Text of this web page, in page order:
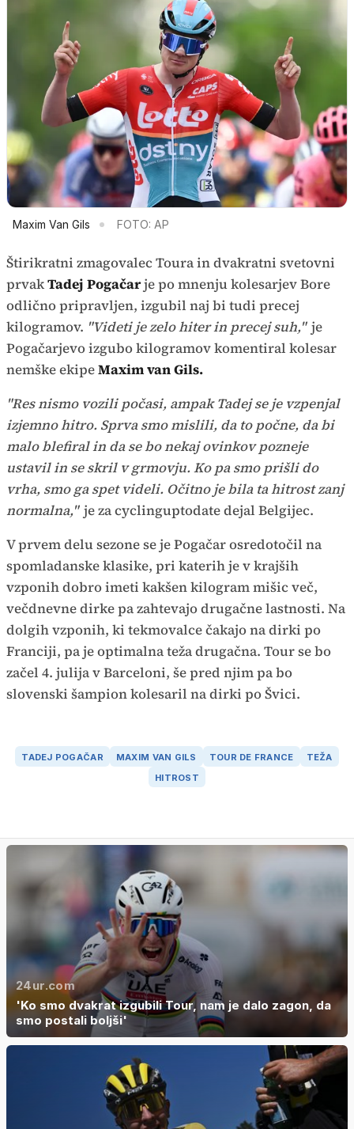
Maxim Van Gils FOTO: AP
Štirikratni zmagovalec Toura in dvakratni svetovni
prvakTadej Pogačarje po mnenju kolesarjev Bore
odlično pripravljen, izgubil naj bi tudi precej
kilogramov. "Videti je zelo hiter in precej suh," je
Pogačarjevo izgubo kilogramov komentiral kolesar
nemške ekipeMaxim van Gils.
"Res nismo vozili počasi, ampak Tadej se je vzpenjal
izjemno hitro. Sprva smo mislili, da to počne, da bi
malo blefiral in da se bo nekaj ovinkov pozneje
ustavil in se skril v grmovju. Ko pa smo prišli do
vrha, smo ga spet videli. Očitno je bila ta hitrost zanj
normalna," je za cyclinguptodate dejal Belgijec.
V prvem delu sezone se je Pogačar osredotočil na
spomladanske klasike, pri katerih je v krajših
vzponih dobro imeti kakšen kilogram mišic več,
večdnevne dirke pa zahtevajo drugačne lastnosti. Na
dolgih vzponih, ki tekmovalce čakajo na dirki po
Franciji, pa je optimalna teža drugačna. Tour se bo
začel 4. julija v Barceloni, še pred njim pa bo
slovenski šampion kolesaril na dirki po Švici.
TADEJ POGAČAR MAXIM VAN GILS TOUR DE FRANCE
TEŽA
HITROST
24ur.com
'Ko smo dvakrat izgubili Tour, nam je dalo zagon, da
smo postali boljši'